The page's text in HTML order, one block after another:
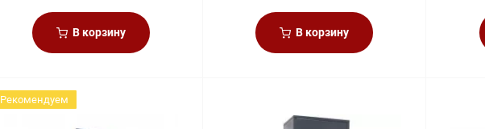
В корзину В корзину
Рекомендуем